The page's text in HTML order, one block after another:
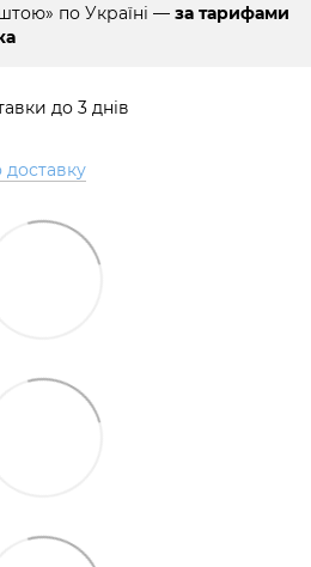
по Україні — за тарифами
до 3 днів
доставку